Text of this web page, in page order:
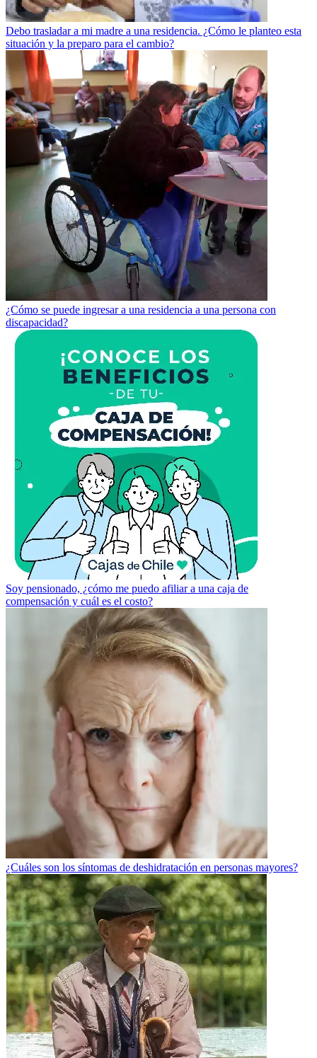
Debo trasladar a mi madre a una residencia. ¿Cómo le planteo esta
situación y la preparo para el cambio?
¿Cómo se puede ingresar a una residencia a una persona con
discapacidad?
Soy pensionado, ¿cómo me puedo afiliar a una caja de
compensación y cuál es el costo?
¿Cuáles son los síntomas de deshidratación en personas mayores?